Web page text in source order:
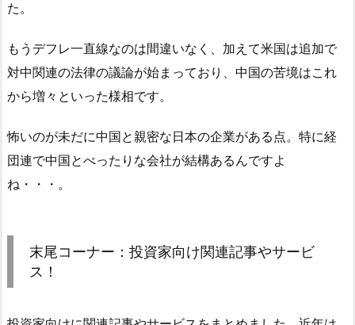
た。
もうデフレ一直線なのは間違いなく、加えて米国は追加で
対中関連の法律の議論が始まっており、中国の苦境はこれ
から増々といった様相です。
怖いのが未だに中国と親密な日本の企業がある点。特に経
団連で中国とべったりな会社が結構あるんですよ
ね・・・。
末尾コーナー：投資家向け関連記事やサービ
ス！